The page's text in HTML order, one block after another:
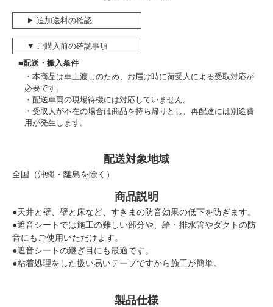
追加送料の確認
ご購入前の確認事項
■配送・搬入条件
本商品は車上渡しのため、お届け時に荷受人による受取対応が
必要です。
配送車両の現場待機には対応していません。
受取人が不在の場合は商品を持ち帰りとし、再配達には別途費
用が発生します。
配送対象地域
全国（沖縄・離島を除く）
商品説明
●天井と壁、壁と床など、すきまの防音効果の低下を防ぎます。
●遮音シートでは施工の難しい部分や、給・排水管やダクトの防
音にもご使用いただけます。
●遮音シートの継ぎ目にも最適です。
●粘着処理をした扱い易いテープですから施工が簡単。
製品仕様